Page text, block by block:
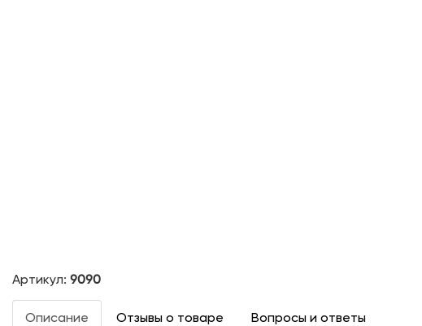
Артикул: 9090
Описание Отзывы о товаре Вопросы и ответы